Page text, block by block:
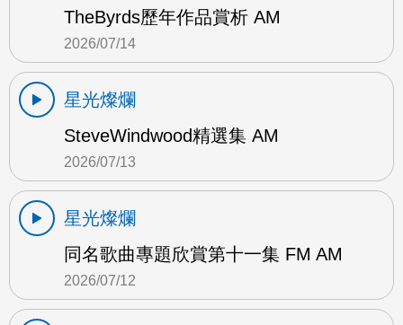
TheByrds歷年作品賞析 AM
2026/07/14
星光燦爛
SteveWindwood精選集 AM
2026/07/13
星光燦爛
同名歌曲專題欣賞第十一集 FM AM
2026/07/12